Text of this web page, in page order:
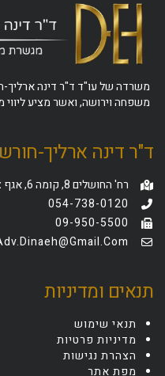
משרדה של עו"ד ד"ר דינה ארליך-
משפחה וירושה, ואשר מציע ליווי
ד"ר דינה ארליך-חורש
רח' החושלים 8, קומה 6, אגף צפוני, ת.ד 12425, הרצליה פיתוח
054-738-0120
09-950-5500
Adv.dinaeh@gmail.com
תנאים ומדיניות
תנאי שימוש
מדיניות פרטיות
הצהרת נגישות
מפת אתר